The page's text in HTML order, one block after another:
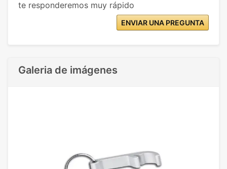
te responderemos muy rápido
ENVIAR UNA PREGUNTA
Galeria de imágenes